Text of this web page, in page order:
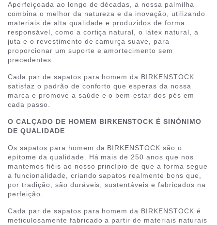
Aperfeiçoada ao longo de décadas, a nossa palmilha
combina o melhor da natureza e da inovação, utilizando
materiais de alta qualidade e produzidos de forma
responsável, como a cortiça natural, o látex natural, a
juta e o revestimento de camurça suave, para
proporcionar um suporte e amortecimento sem
precedentes.
Cada par de sapatos para homem da BIRKENSTOCK
satisfaz o padrão de conforto que esperas da nossa
marca e promove a saúde e o bem-estar dos pés em
cada passo.
O CALÇADO DE HOMEM BIRKENSTOCK É SINÓNIMO
DE QUALIDADE
Os sapatos para homem da BIRKENSTOCK são o
epítome da qualidade. Há mais de 250 anos que nos
mantemos fiéis ao nosso princípio de que a forma segue
a funcionalidade, criando sapatos realmente bons que,
por tradição, são duráveis, sustentáveis e fabricados na
perfeição.
Cada par de sapatos para homem da BIRKENSTOCK é
meticulosamente fabricado a partir de materiais naturais